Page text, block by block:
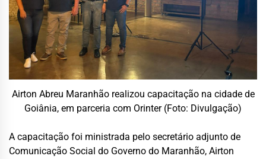
Airton Abreu Maranhão realizou capacitação na cidade de
Goiânia, em parceria com Orinter (Foto: Divulgação)
A capacitação foi ministrada pelo secretário adjunto de
Comunicação Social do Governo do Maranhão, Airton